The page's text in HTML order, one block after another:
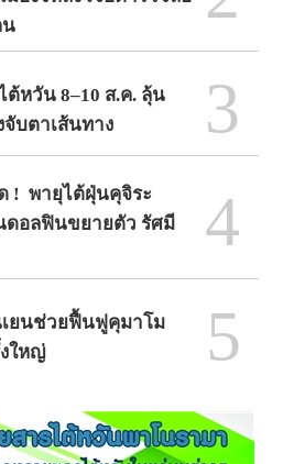
น
หวัน 8–10 ส.ค. ลุ้น
บตาเส้นทาง
3
! พายุไต้ฝุ่นคุจิระ
ดอลฟินขยายตัว รัศมี
4
เยนช่วยฟื้นฟูคุมาโม
ใหญ่
5